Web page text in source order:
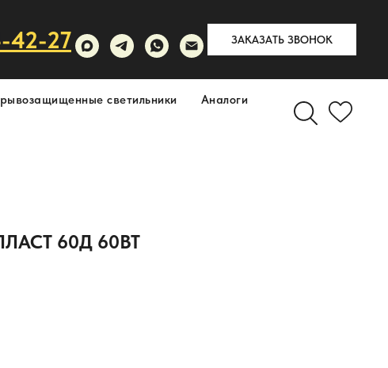
42-27 ЗАКАЗАТЬ ЗВОНОК
светильники
Аналоги
60Д 60ВТ